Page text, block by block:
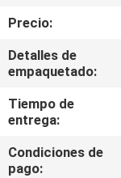
ÉNTRENOS
EN
CONTACTO
CON
Precio:
Detalles de
empaquetado:
Tiempo de
entrega:
Condiciones de
pago: